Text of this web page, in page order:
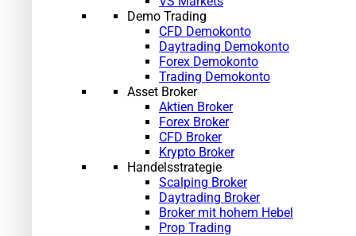
Demo Trading
CFD Demokonto
Daytrading Demokonto
Forex Demokonto
Trading Demokonto
Asset Broker
Aktien Broker
Forex Broker
CFD Broker
Krypto Broker
Handelsstrategie
Scalping Broker
Daytrading Broker
Broker mit hohem Hebel
Prop Trading